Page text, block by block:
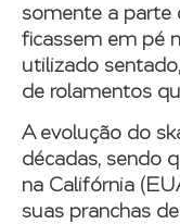
somente a parte
ficassem em pé
utilizado
de rolamentos
A evolução do
décadas, sendo
na Califórnia
suas pranchas